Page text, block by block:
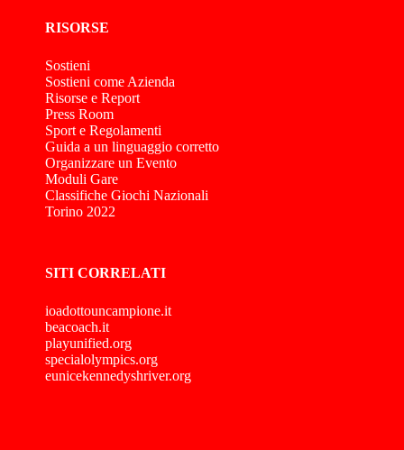
RISORSE
Sostieni
Sostieni come Azienda
Risorse e Report
Press Room
Sport e Regolamenti
Guida a un linguaggio corretto
Organizzare un Evento
Moduli Gare
Classifiche Giochi Nazionali
Torino 2022
SITI CORRELATI
ioadottouncampione.it
beacoach.it
playunified.org
specialolympics.org
eunicekennedyshriver.org